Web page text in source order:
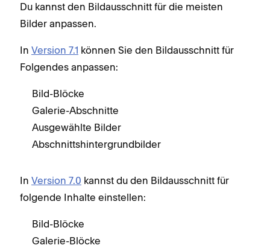
Du kannst den Bildausschnitt für die meisten
Bilder anpassen.
In Version 7.1 können Sie den Bildausschnitt für
Folgendes anpassen:
Bild-Blöcke
Galerie-Abschnitte
Ausgewählte Bilder
Abschnittshintergrundbilder
In Version 7.0 kannst du den Bildausschnitt für
folgende Inhalte einstellen:
Bild-Blöcke
Galerie-Blöcke